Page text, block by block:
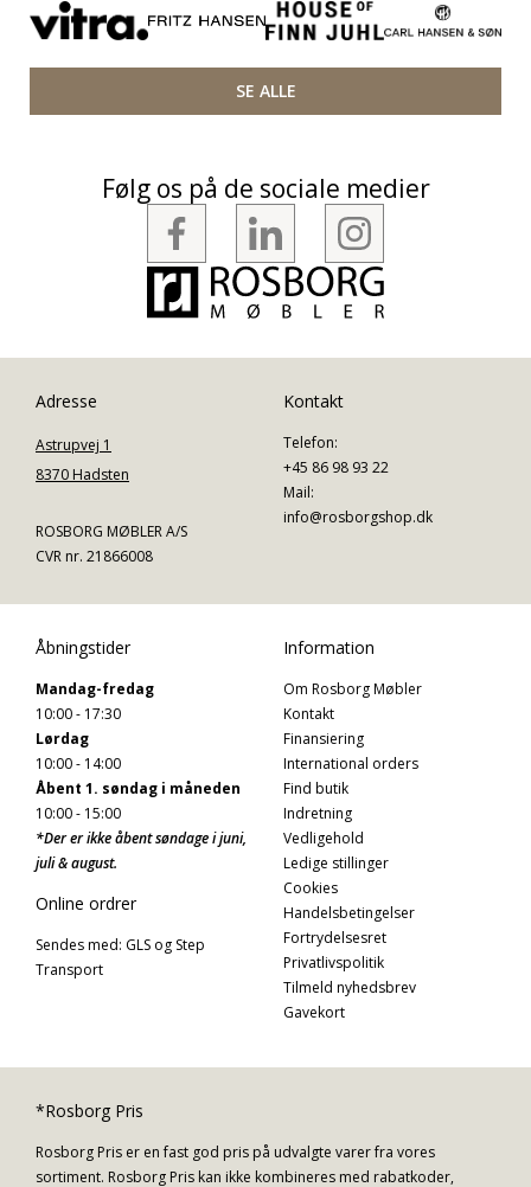
SE ALLE
Følg os på de sociale medier
Adresse
Astrupvej 1
8370 Hadsten
ROSBORG MØBLER A/S
CVR nr. 21866008
Kontakt
Telefon:
+45 86 98 93 22
Mail:
info@rosborgshop.dk
Åbningstider
Mandag-fredag
10:00 - 17:30
Lørdag
10:00 - 14:00
Åbent 1. søndag i måneden
10:00 - 15:00
*Der er ikke åbent søndage i juni,
juli & august.
Online ordrer
Sendes med: GLS og Step
Transport
Information
Om Rosborg Møbler
Kontakt
Finansiering
International orders
Find butik
Indretning
Vedligehold
Ledige stillinger
Cookies
Handelsbetingelser
Fortrydelsesret
Privatlivspolitik
Tilmeld nyhedsbrev
Gavekort
*Rosborg Pris
Rosborg Pris er en fast god pris på udvalgte varer fra vores
sortiment. Rosborg Pris kan ikke kombineres med rabatkoder,